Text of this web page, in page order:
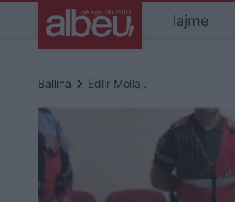
lajme
Ballina keyboard_arrow_right Edlir Mollaj.